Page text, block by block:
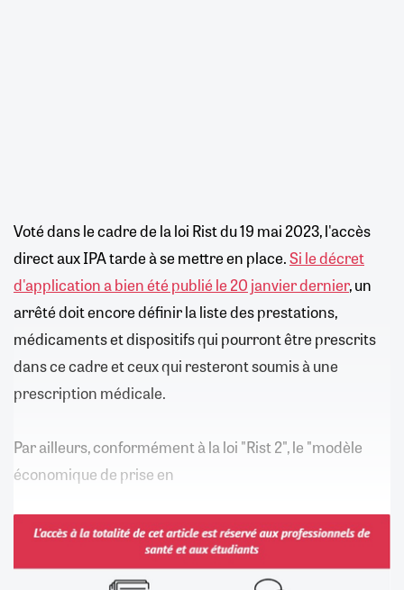
Voté dans le cadre de la loi Rist du 19 mai 2023, l'accès
direct aux IPA tarde à se mettre en place.Si le décret
d'application a bien été publié le 20 janvier dernier, un
arrêté doit encore définir la liste des prestations,
médicaments et dispositifs qui pourront être prescrits
dans ce cadre et ceux qui resteront soumis à une
prescription médicale.
Par ailleurs, conformément à la loi "Rist 2", le "modèle
économique de prise en